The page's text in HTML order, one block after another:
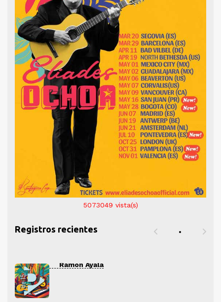
5073049 vista(s)
Registros recientes
Ramón Ayala